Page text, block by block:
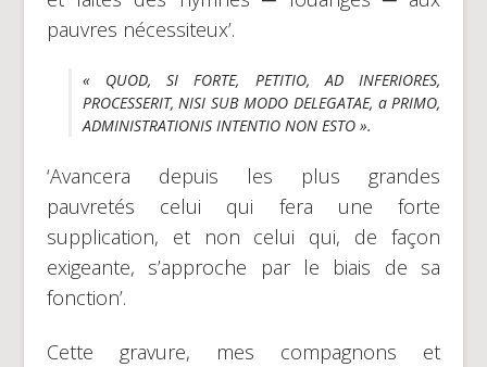
pauvres nécessiteux’.
« QUOD, SI FORTE, PETITIO, AD INFERIORES,
PROCESSERIT, NISI SUB MODO DELEGATAE, a PRIMO,
ADMINISTRATIONIS INTENTIO NON ESTO ».
‘Avancera depuis les plus grandes
pauvretés celui qui fera une forte
supplication, et non celui qui, de façon
exigeante, s’approche par le biais de sa
fonction’.
Cette gravure, mes compagnons et